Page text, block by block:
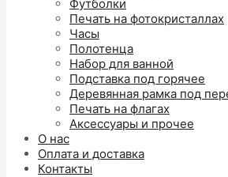
Футболки
Печать на фотокристаллах
Часы
Полотенца
Набор для ванной
Подставка под горячее
Деревянная рамка под
Печать на флагах
Аксессуары и прочее
О нас
Оплата и доставка
Контакты